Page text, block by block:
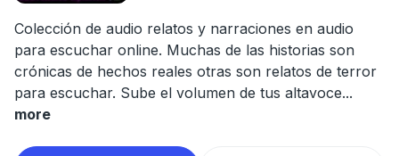
Colección de audio relatos y narraciones en audio
para escuchar online. Muchas de las historias son
crónicas de hechos reales otras son relatos de terror
para escuchar. Sube el volumen de tus altavoce...
more